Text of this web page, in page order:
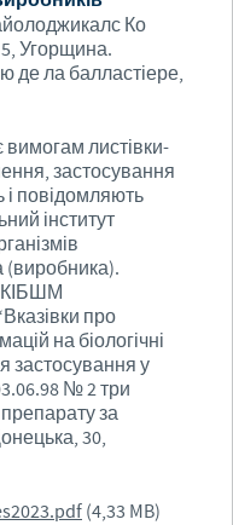
Ко
Угорщина.
де ла балластіере,
листівки-
застосування
і повідомляють
інститут
про
на біологічні
застосування у
№ 2 три
препарату за
30,
(4,33 MB)